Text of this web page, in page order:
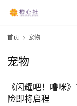
首页 宠物
宠物
《闪耀吧！噜咪
险即将启程